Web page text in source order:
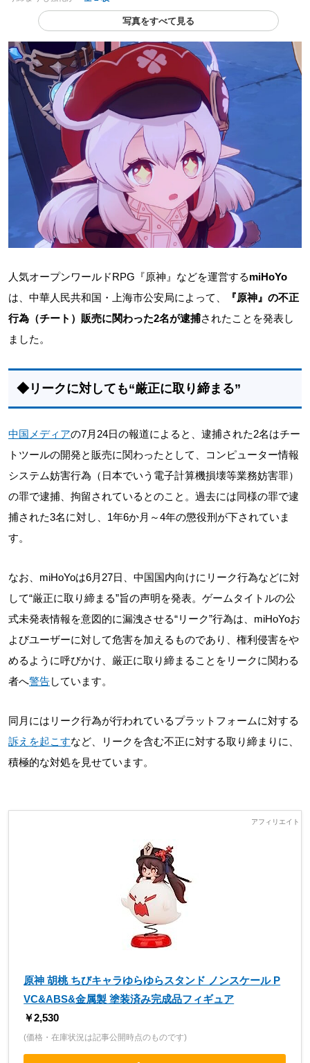
写真をすべて見る
人気オープンワールドRPG『原神』などを運営するmiHoYo
は、中華人民共和国・上海市公安局によって、
『原神』の不正
行為（チート）販売に関わった2名が逮捕されたことを発表し
ました。
◆リークに対しても“厳正に取り締まる”
中国メディアの7月24日の報道によると、逮捕された2名はチー
トツールの開発と販売に関わったとして、コンピューター情報
システム妨害行為（日本でいう電子計算機損壊等業務妨害罪）
の罪で逮捕、拘留されているとのこと。過去には同様の罪で逮
捕された3名に対し、1年6か月～4年の懲役刑が下されていま
す。
なお、miHoYoは6月27日、中国国内向けにリーク行為などに対
して“厳正に取り締まる”旨の声明を発表。ゲームタイトルの公
式未発表情報を意図的に漏洩させる“リーク”行為は、miHoYoお
よびユーザーに対して危害を加えるものであり、権利侵害をや
めるように呼びかけ、厳正に取り締まることをリークに関わる
者へ警告しています。
同月にはリーク行為が行われているプラットフォームに対する
訴えを起こすなど、リークを含む不正に対する取り締まりに、
積極的な対処を見せています。
原神 胡桃 ちびキャラゆらゆらスタンド ノンスケール P
VC&ABS&金属製 塗装済み完成品フィギュア
￥2,530
(価格・在庫状況は記事公開時点のものです)